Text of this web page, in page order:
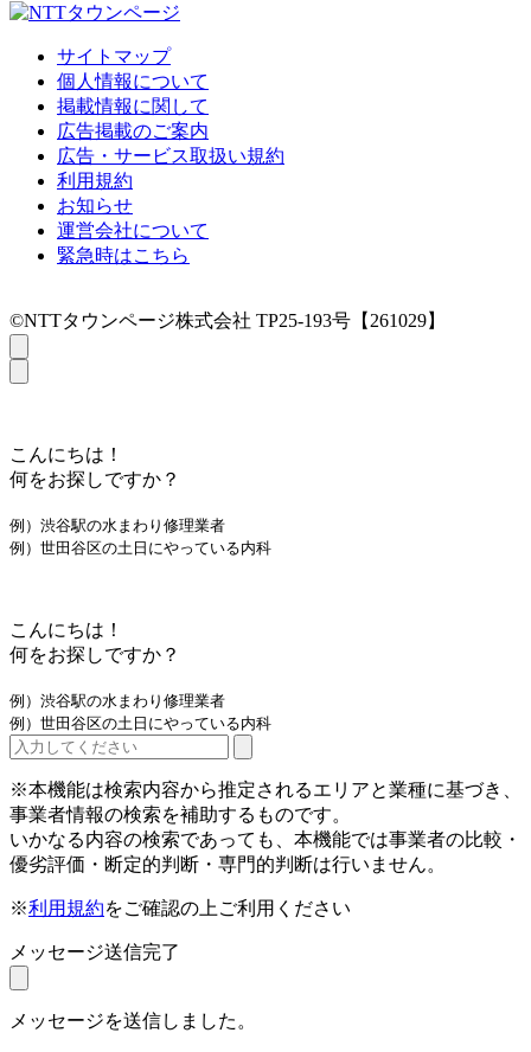
サイトマップ
個人情報について
掲載情報に関して
広告掲載のご案内
広告・サービス取扱い規約
利用規約
お知らせ
運営会社について
緊急時はこちら
©NTTタウンページ株式会社 TP25-193号【261029】
こんにちは！
何をお探しですか？
例）渋谷駅の水まわり修理業者
例）世田谷区の土日にやっている内科
こんにちは！
何をお探しですか？
例）渋谷駅の水まわり修理業者
例）世田谷区の土日にやっている内科
※本機能は検索内容から推定されるエリアと業種に基づき、
事業者情報の検索を補助するものです。
いかなる内容の検索であっても、本機能では事業者の比較・
優劣評価・断定的判断・専門的判断は行いません。
※利用規約をご確認の上ご利用ください
メッセージ送信完了
メッセージを送信しました。